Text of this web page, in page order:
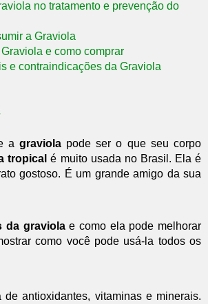
no tratamento e prevenção do
a Graviola
e como comprar
e contraindicações da Graviola
a graviolapode ser o que seu corpo
tropical é muito usada no Brasil. Ela é
gostoso. É um grande amigo da sua
da graviolae como ela pode melhorar
como você pode usá-la todos os
de antioxidantes, vitaminas e minerais.